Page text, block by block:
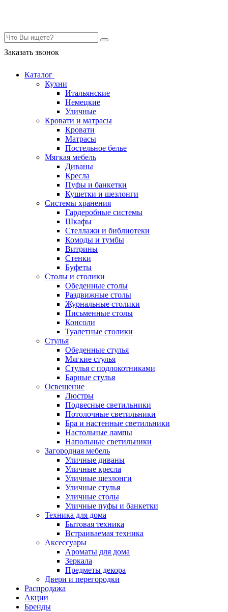
Заказать звонок
Каталог
Кухни
Итальянские
Немецкие
Уличные
Кровати и матрасы
Кровати
Матрасы
Постельное белье
Мягкая мебель
Диваны
Кресла
Пуфы и банкетки
Кушетки и шезлонги
Системы хранения
Гардеробные системы
Шкафы
Стеллажи и библиотеки
Комоды и тумбы
Витрины
Стенки
Буфеты
Столы и столики
Обеденные столы
Раздвижные столы
Журнальные столики
Письменные столы
Консоли
Туалетные столики
Стулья
Обеденные стулья
Мягкие стулья
Стулья с подлокотниками
Барные стулья
Освещение
Люстры
Подвесные светильники
Потолочные светильники
Бра и настенные светильники
Настольные лампы
Напольные светильники
Загородная мебель
Уличные диваны
Уличные кресла
Уличные шезлонги
Уличные стулья
Уличные столы
Уличные пуфы и банкетки
Техника для дома
Бытовая техника
Встраиваемая техника
Аксессуары
Ароматы для дома
Зеркала
Предметы декора
Двери и перегородки
Распродажа
Акции
Бренды